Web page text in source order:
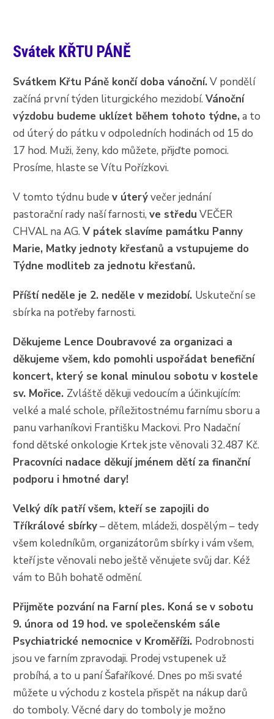
Svátek KŘTU PÁNĚ
Svátkem Křtu Páně končí doba vánoční.V pondělí
začíná první týden liturgického mezidobí.Vánoční
výzdobu budeme uklízet během tohoto týdne,a to
od úterý do pátku v odpoledních hodinách od 15 do
17 hod. Muži, ženy, kdo můžete, přijďte pomoci.
Prosíme, hlaste se Vítu Pořízkovi.
V tomto týdnu budev úterývečer jednání
pastorační rady naší farnosti,ve středu VEČER
CHVAL na AG.V pátek slavíme památku Panny
Marie, Matky jednoty křesťanů a vstupujeme do
Týdne modliteb za jednotu křesťanů.
Příští neděle je 2. neděle v mezidobí. Uskuteční se
sbírka na potřeby farnosti.
Děkujeme Lence Doubravové za organizaci a
děkujeme všem, kdo pomohli uspořádat benefiční
koncert, který se konal minulou sobotu v kostele
sv. Mořice. Zvláště děkuji vedoucím a účinkujícím:
velké a malé schole, příležitostnému farnímu sboru a
panu varhaníkovi Františku Mackovi. Pro Nadační
fond dětské onkologie Krtek jste věnovali 32.487 Kč.
Pracovníci nadace děkují jménem dětí za finanční
podporu i hmotné dary!
Velký dík patří všem, kteří se zapojili do
Tříkrálové sbírky– dětem, mládeži, dospělým – tedy
všem koledníkům, organizátorům sbírky i vám všem,
kteří jste věnovali nebo ještě věnujete svůj dar. Kéž
vám to Bůh bohatě odmění.
Přijměte pozvání na Farní ples. Koná sev sobotu
9. února od 19 hod. ve společenském sále
Psychiatrické nemocnice v Kroměříži. Podrobnosti
jsou ve farním zpravodaji. Prodej vstupenek už
probíhá, a to u paní Šafaříkové. Dnes po mši svaté
můžete u východu z kostela přispět na nákup darů
do tomboly. Věcné dary do tomboly je možno